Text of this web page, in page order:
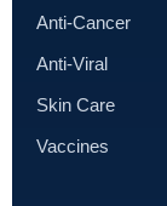
Anti-Cancer
Anti-Viral
Skin Care
Vaccines